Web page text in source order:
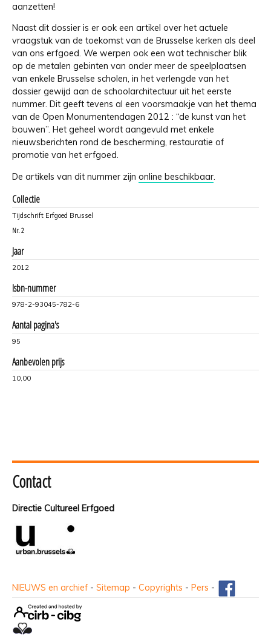
aanzetten!
Naast dit dossier is er ook een artikel over het actuele
vraagstuk van de toekomst van de Brusselse kerken als deel
van ons erfgoed. We werpen ook een wat technischer blik
op de metalen gebinten van onder meer de speelplaatsen
van enkele Brusselse scholen, in het verlengde van het
dossier gewijd aan de schoolarchitectuur uit het eerste
nummer. Dit geeft tevens al een voorsmaakje van het thema
van de Open Monumentendagen 2012 : “de kunst van het
bouwen”. Het geheel wordt aangevuld met enkele
nieuwsberichten rond de bescherming, restauratie of
promotie van het erfgoed.
De artikels van dit nummer zijn online beschikbaar
Collectie
Tijdschrift Erfgoed Brussel
Nr. 2
Jaar
2012
Isbn-nummer
978-2-93045-782-6
Aantal pagina's
95
Aanbevolen prijs
10,00
Contact
Directie Cultureel Erfgoed
NIEUWS en archief - Sitemap - Copyrights - Pers -